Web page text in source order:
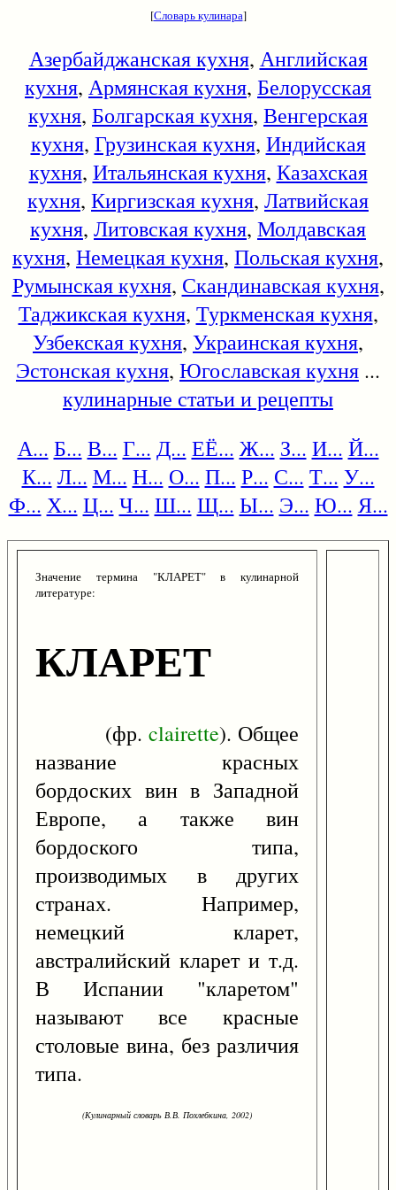
[Словарь кулинара]
Азербайджанская кухня, Английская
кухня, Армянская кухня, Белорусская
кухня, Болгарская кухня, Венгерская
кухня, Грузинская кухня, Индийская
кухня, Итальянская кухня, Казахская
кухня, Киргизская кухня, Латвийская
кухня, Литовская кухня, Молдавская
кухня, Немецкая кухня, Польская кухня,
Румынская кухня, Скандинавская кухня,
Таджикская кухня, Туркменская кухня,
Узбекская кухня, Украинская кухня,
Эстонская кухня, Югославская кухня ...
кулинарные статьи и рецепты
А... Б... В... Г... Д... ЕЁ... Ж... З... И... Й...
К... Л... М... Н... О... П... Р... С... Т... У...
Ф... Х... Ц... Ч... Ш... Щ... Ы... Э... Ю... Я...
Значение термина "КЛАРЕТ" в кулинарной
литературе:
КЛАРЕТ
(фр.clairette). Общее
название красных
бордоских вин в Западной
Европе, а также вин
бордоского типа,
производимых в других
странах. Например,
немецкий кларет,
австралийский кларет и т.д.
В Испании "кларетом"
называют все красные
столовые вина, без различия
типа.
(Кулинарный словарь В.В. Похлебкина, 2002)